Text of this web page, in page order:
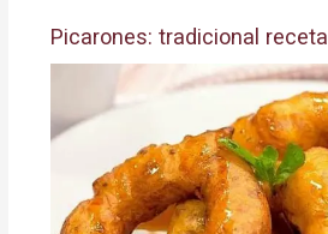
Picarones: tradicional receta